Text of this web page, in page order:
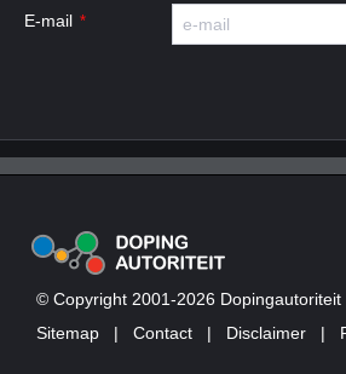
E-mail
© Copyright 2001-2026 Dopingautoriteit
Sitemap
| Contact | Disclaimer |